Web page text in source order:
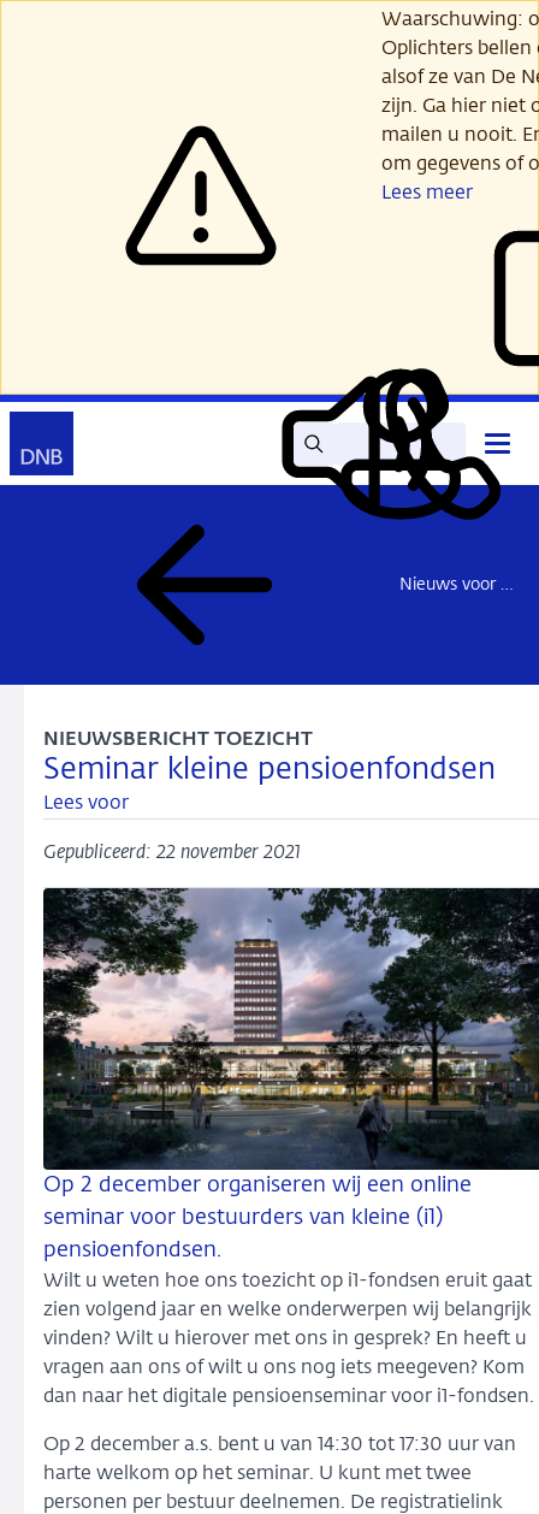
Waarschuwing:
Oplichters
alsof ze van De
zijn. Ga hier niet
mailen u nooit.
om gegevens of
Lees meer
Zoek Lees
voor
Mijn
DNB
Contact
Nieuws voor de sector
Seminar kleine pensioenfondsen
NIEUWSBERICHT TOEZICHT
Lees voor
Gepubliceerd: 22 november 2021
Op 2 december organiseren wij een online
seminar voor bestuurders van kleine (i1)
pensioenfondsen.
Wilt u weten hoe ons toezicht op i1-fondsen eruit gaat
zien volgend jaar en welke onderwerpen wij belangrijk
vinden? Wilt u hierover met ons in gesprek? En heeft u
vragen aan ons of wilt u ons nog iets meegeven? Kom
dan naar het digitale pensioenseminar voor i1-fondsen.
Op 2 december a.s. bent u van 14:30 tot 17:30 uur van
harte welkom op het seminar. U kunt met twee
personen per bestuur deelnemen. De registratielink